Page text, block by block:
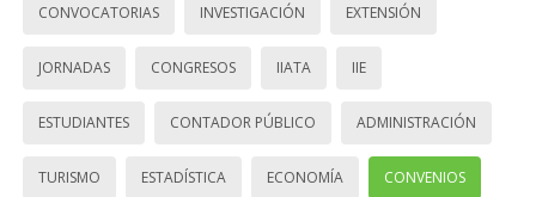
CONVOCATORIAS INVESTIGACIÓN EXTENSIÓN
JORNADAS CONGRESOS IIATA IIE
ESTUDIANTES CONTADOR PÚBLICO ADMINISTRACIÓN
TURISMO ESTADÍSTICA ECONOMÍA CONVENIOS